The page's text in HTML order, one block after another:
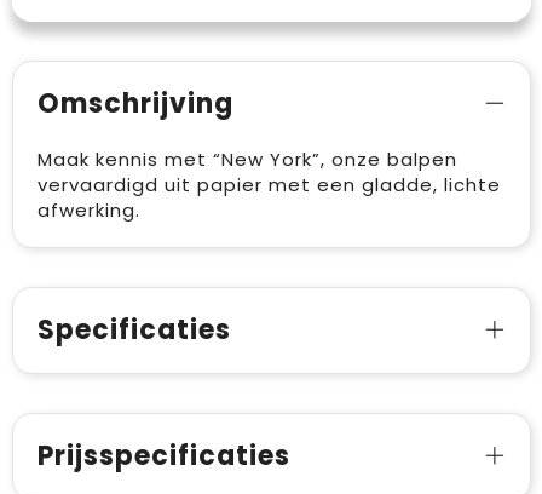
Omschrijving
Maak kennis met “New York”, onze balpen
vervaardigd uit papier met een gladde, lichte
afwerking.
Specificaties
Prijsspecificaties